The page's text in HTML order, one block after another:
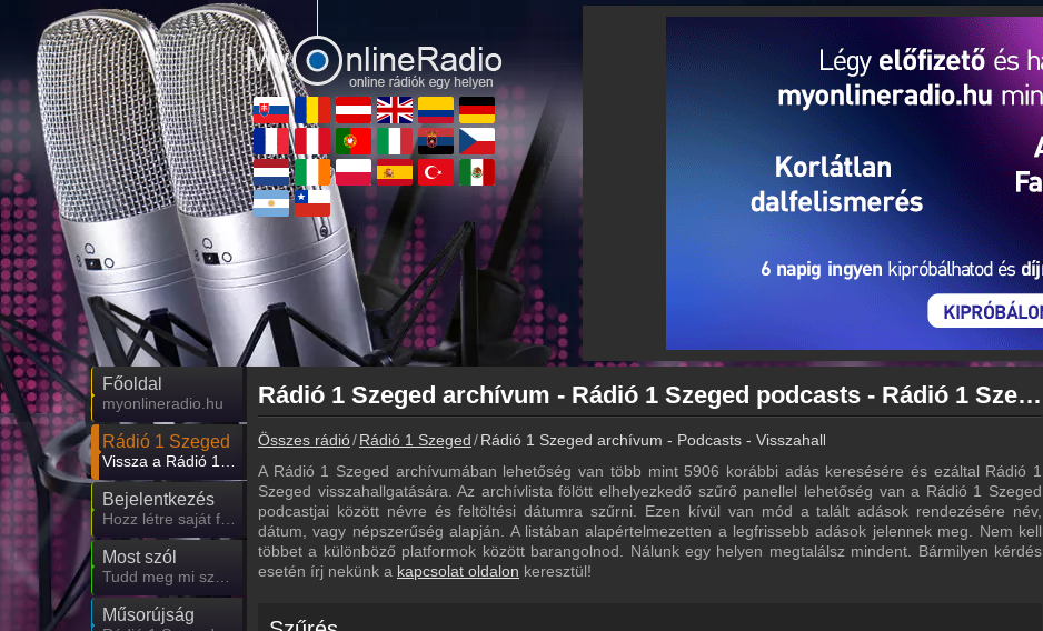
Főoldal
myonlineradio.hu
Rádió 1 Szeged
Bejelentkezés
Most szól
Műsorújság
Rádió 1 Szeged archívum - Rádió 1 Szeged podcasts - Rádió 1 Szeged visszahallgatás
Összes rádió Rádió 1 Szeged
Rádió 1 Szeged archívum - Podcasts - Visszahallgatás
A Rádió 1 Szeged archívumában lehetőség van több mint 5906 korábbi adás keresésére és ezáltal Rádió 1
Szeged visszahallgatására. Az archívlista fölött elhelyezkedő szűrő panellel lehetőség van a Rádió 1 Szeged
podcastjai között névre és feltöltési dátumra szűrni. Ezen kívül van mód a talált adások rendezésére név,
dátum, vagy népszerűség alapján. A listában alapértelmezetten a legfrissebb adások jelennek meg. Nem kell
többet a különböző platformok között barangolnod. Nálunk egy helyen megtalálsz mindent. Bármilyen kérdés
esetén írj nekünk a kapcsolat oldalon keresztül!